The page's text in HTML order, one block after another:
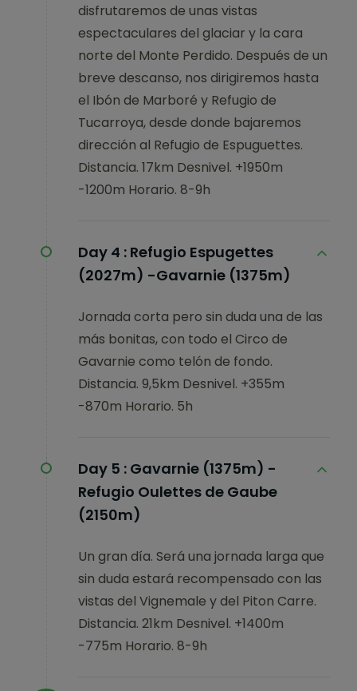
disfrutaremos de unas vistas
espectaculares del glaciar y la cara
norte del Monte Perdido. Después de un
breve descanso, nos dirigiremos hasta
el Ibón de Marboré y Refugio de
Tucarroya, desde donde bajaremos
dirección al Refugio de Espuguettes.
Distancia. 17km Desnivel. +1950m
-1200m Horario. 8-9h
Day 4 : Refugio Espugettes
(2027m) -Gavarnie (1375m)
Jornada corta pero sin duda una de las
más bonitas, con todo el Circo de
Gavarnie como telón de fondo.
Distancia. 9,5km Desnivel. +355m
-870m Horario. 5h
Day 5 : Gavarnie (1375m) -
Refugio Oulettes de Gaube
(2150m)
Un gran día. Será una jornada larga que
sin duda estará recompensado con las
vistas del Vignemale y del Piton Carre.
Distancia. 21km Desnivel. +1400m
-775m Horario. 8-9h